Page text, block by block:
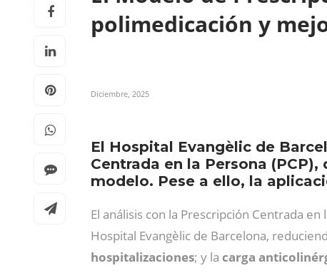
polimedicación y
Diciembre, 2025
El Hospital Evangèlic de
Centrada en la Persona
modelo. Pese a ello, la
El análisis con la Prescripción Centrada
Hospital Evangèlic de Barcelona,
hospitalizaciones; y la carga